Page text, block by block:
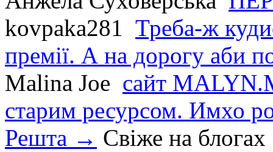
kovpaka281 Треба-ж
премії. А на дорогу аби
Malina Joe сайт
старим ресурсом. Имхо
Решта → Свіже на блогах